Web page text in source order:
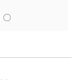
〇